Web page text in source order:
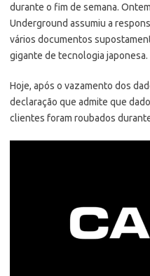
durante o fim de semana.
Underground assumiu a
vários documentos
gigante de tecnologia japonesa.
Hoje, após o vazamento dos
declaração que admite que
clientes foram roubados